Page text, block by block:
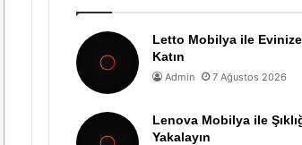
Letto Mobilya ile Evinize
Katın
Admin 7 Ağustos 2026
Lenova Mobilya ile
Yakalayın